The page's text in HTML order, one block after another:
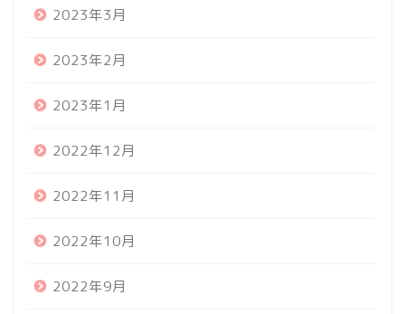
2023年3月
2023年2月
2023年1月
2022年12月
2022年11月
2022年10月
2022年9月